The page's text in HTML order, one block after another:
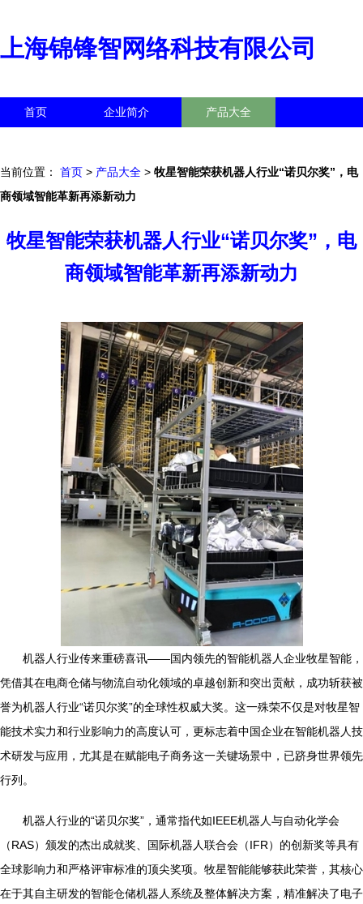
上海锦锋智网络科技有限公司
首页 企业简介 产品大全
当前位置： 首页 > 产品大全 > 牧星智能荣获机器人行业“诺贝尔奖”，电
商领域智能革新再添新动力
牧星智能荣获机器人行业“诺贝尔奖”，电
商领域智能革新再添新动力
机器人行业传来重磅喜讯——国内领先的智能机器人企业牧星智能，
凭借其在电商仓储与物流自动化领域的卓越创新和突出贡献，成功斩获被
誉为机器人行业“诺贝尔奖”的全球性权威大奖。这一殊荣不仅是对牧星智
能技术实力和行业影响力的高度认可，更标志着中国企业在智能机器人技
术研发与应用，尤其是在赋能电子商务这一关键场景中，已跻身世界领先
行列。
机器人行业的“诺贝尔奖”，通常指代如IEEE机器人与自动化学会
（RAS）颁发的杰出成就奖、国际机器人联合会（IFR）的创新奖等具有
全球影响力和严格评审标准的顶尖奖项。牧星智能能够获此荣誉，其核心
在于其自主研发的智能仓储机器人系统及整体解决方案，精准解决了电子